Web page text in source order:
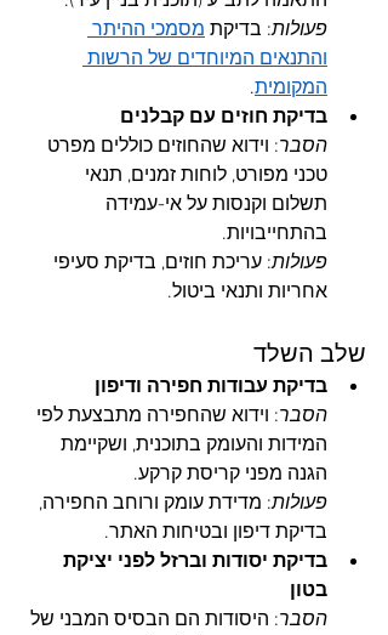
פעולות: בדיקת מסמכי ההיתר
והתנאים המיוחדים של הרשות
המקומית.
בדיקת חוזים עם קבלנים
הסבר: וידוא שהחוזים כוללים מפרט
טכני מפורט, לוחות זמנים, תנאי
תשלום וקנסות על אי-עמידה
בהתחייבויות.
פעולות: עריכת חוזים, בדיקת סעיפי
אחריות ותנאי ביטול.
שלב השלד
בדיקת עבודות חפירה ודיפון
הסבר: וידוא שהחפירה מתבצעת לפי
המידות והעומק בתוכנית, ושקיימת
הגנה מפני קריסת קרקע.
פעולות: מדידת עומק ורוחב החפירה,
בדיקת דיפון ובטיחות האתר.
בדיקת יסודות וברזל לפני יציקת
בטון
הסבר: היסודות הם הבסיס המבני של